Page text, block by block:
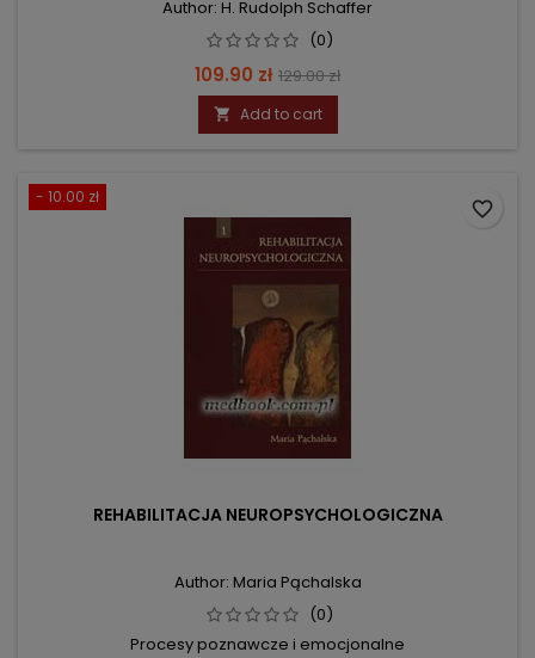
Author: H. Rudolph Schaffer
(0)
Price
109.90 zł Regular
price
129.00 zł
 Add to cart
- 10.00 zł
REHABILITACJA NEUROPSYCHOLOGICZNA
Author: Maria Pąchalska
(0)
Procesy poznawcze i emocjonalne
favorite_border